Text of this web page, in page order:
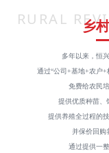
RURAL 乡
多年以来，恒
通过“公司+基地+农户+
免费给农民
提供优质种苗、
提供养殖全过程的
并保价回购
通过提供一